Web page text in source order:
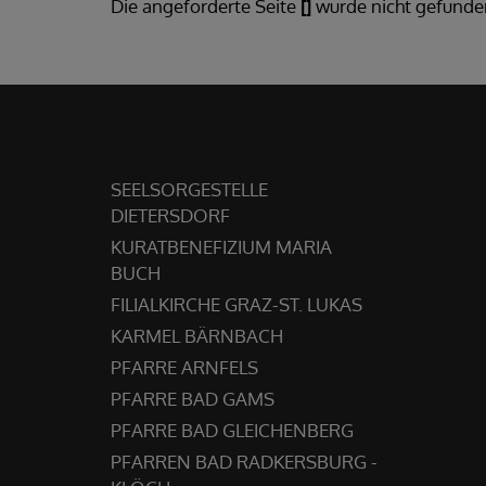
Die angeforderte Seite [] wurde nicht
SEELSORGESTELLE
DIETERSDORF
KURATBENEFIZIUM MARIA
BUCH
FILIALKIRCHE GRAZ-ST. LUKAS
KARMEL BÄRNBACH
PFARRE ARNFELS
PFARRE BAD GAMS
PFARRE BAD GLEICHENBERG
PFARREN BAD RADKERSBURG -